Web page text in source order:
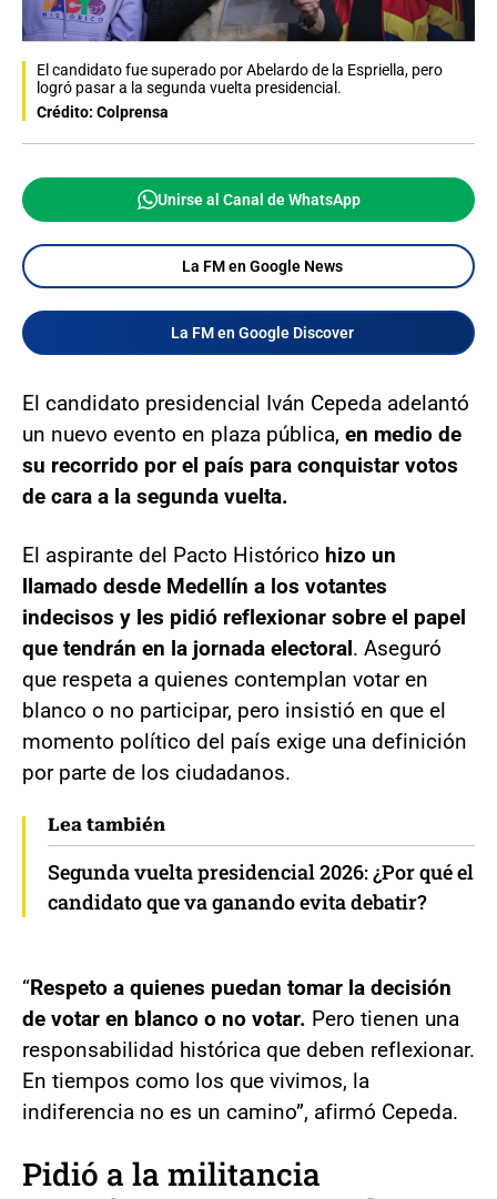
El candidato fue superado por Abelardo de la Espriella, pero
logró pasar a la segunda vuelta presidencial.
Crédito: Colprensa
Unirse al Canal de WhatsApp
La FM en Google News
La FM en Google Discover
El candidato presidencial Iván Cepeda adelantó
un nuevo evento en plaza pública, en medio de
su recorrido por el país para conquistar votos
de cara a la segunda vuelta.
El aspirante del Pacto Histórico hizo un
llamado desde Medellín a los votantes
indecisos y les pidió reflexionar sobre el papel
que tendrán en la jornada electoral. Aseguró
que respeta a quienes contemplan votar en
blanco o no participar, pero insistió en que el
momento político del país exige una definición
por parte de los ciudadanos.
Lea también
Segunda vuelta presidencial 2026: ¿Por qué el
candidato que va ganando evita debatir?
“Respeto a quienes puedan tomar la decisión
de votar en blanco o no votar. Pero tienen una
responsabilidad histórica que deben reflexionar.
En tiempos como los que vivimos, la
indiferencia no es un camino”, afirmó Cepeda.
Pidió a la militancia